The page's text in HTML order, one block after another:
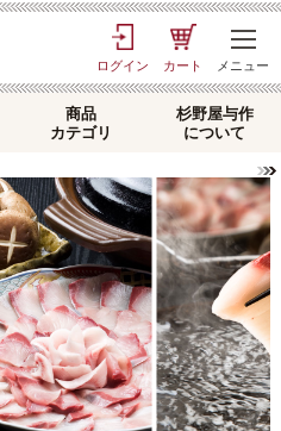
ログイン カート メニュー
商品
カテゴリ
杉野屋与作
について